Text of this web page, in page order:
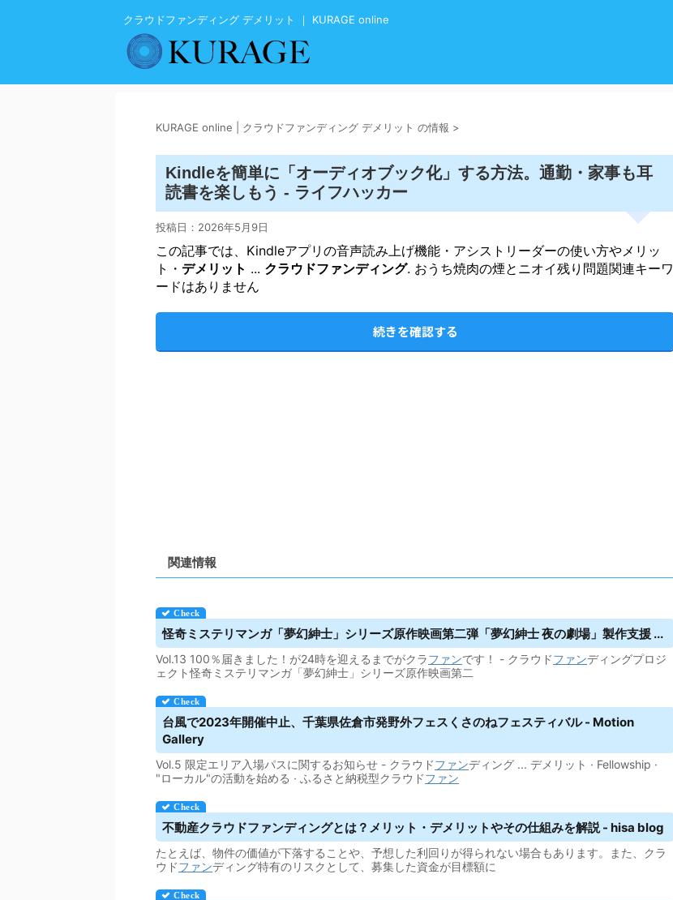
クラウドファンディング デメリット ｜ KURAGE online
KURAGE online | クラウドファンディング デメリット の情報 >
Kindleを簡単に「オーディオブック化」する方法。通勤・家事も耳
読書を楽しもう - ライフハッカー
投稿日： 2026年5月9日
この記事では、Kindleアプリの音声読み上げ機能・アシストリーダーの使い方やメリッ
ト・ デメリット ... クラウドファンディング. おうち焼肉の煙とニオイ残り問題関連キーワ
ードはありません
続きを確認する
関連情報
怪奇ミステリマンガ「夢幻紳士」シリーズ原作映画第二弾「夢幻紳士 夜の劇場」製作支援 ...
Vol.13 100％届きました！が24時を迎えるまでがクラファンです！ - クラウドファンディングプロジ
ェクト怪奇ミステリマンガ「夢幻紳士」シリーズ原作映画第二
台風で2023年開催中止、千葉県佐倉市発野外フェスくさのねフェスティバル - Motion
Gallery
Vol.5 限定エリア入場パスに関するお知らせ - クラウドファンディング ... デメリット · Fellowship ·
"ローカル"の活動を始める · ふるさと納税型クラウドファン
不動産クラウドファンディングとは？メリット・ デメリットやその仕組みを解説 - hisa blog
たとえば、物件の価値が下落することや、予想した利回りが得られない場合もあります。また、クラ
ウドファンディング特有のリスクとして、募集した資金が目標額に